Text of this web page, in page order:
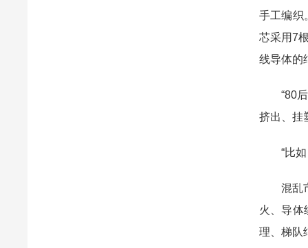
手工编织
芯采用7
线导体的
“80
挤出、挂
“比
混乱
火、导体
理、梯队